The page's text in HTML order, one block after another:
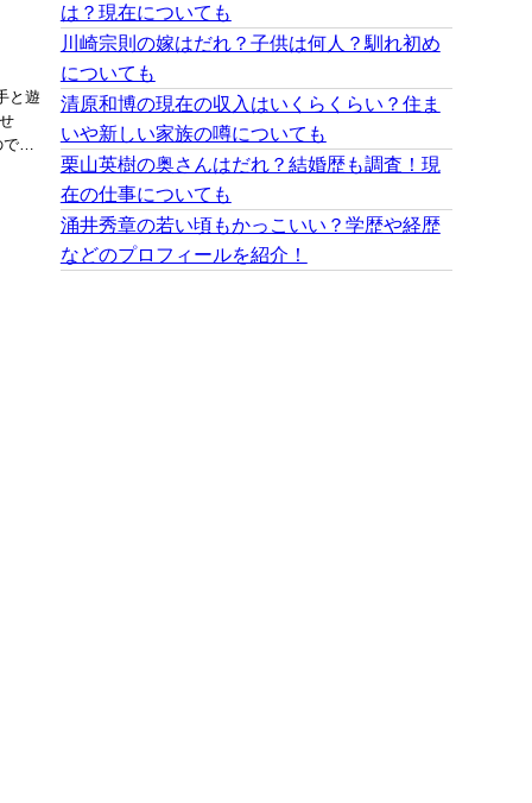
と遊
し
は？現在についても
川崎宗則の嫁はだれ？子供は何人？馴れ初め
についても
清原和博の現在の収入はいくらくらい？住ま
いや新しい家族の噂についても
栗山英樹の奥さんはだれ？結婚歴も調査！現
在の仕事についても
涌井秀章の若い頃もかっこいい？学歴や経歴
などのプロフィールを紹介！